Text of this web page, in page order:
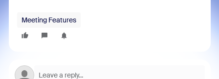
Meeting Features